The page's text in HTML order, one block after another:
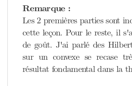
Remarque :
Les 2 premières parties sont
cette leçon. Pour le reste, il
de goût. J'ai parlé des
sur un convexe se recase
résultat fondamental dans la